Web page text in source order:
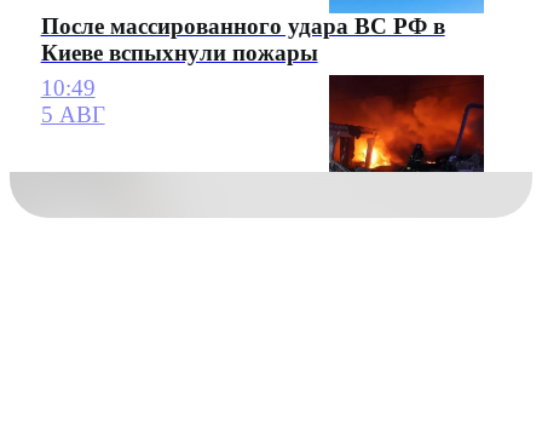
После массированного удара ВС РФ в
Киеве вспыхнули пожары
10:49
5 АВГ